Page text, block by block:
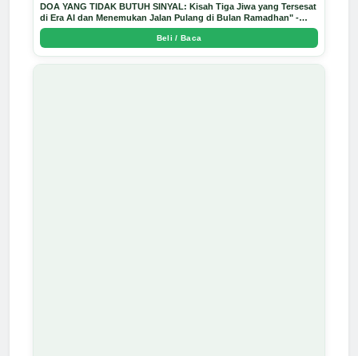
DOA YANG TIDAK BUTUH SINYAL: Kisah Tiga Jiwa yang Tersesat
di Era AI dan Menemukan Jalan Pulang di Bulan Ramadhan" -
Arda Dinata
Beli / Baca